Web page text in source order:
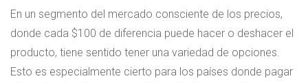
En un segmento del mercado consciente de los precios,
donde cada $100 de diferencia puede hacer o deshacer el
producto, tiene sentido tener una variedad de opciones.
Esto es especialmente cierto para los países donde pagar